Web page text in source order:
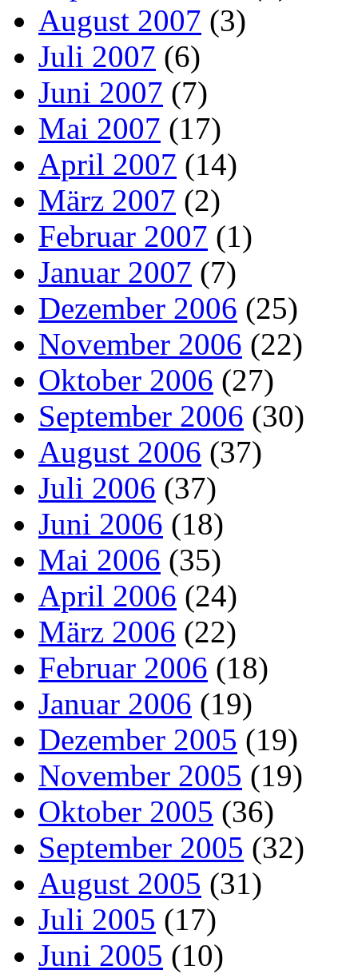
August 2007 (3)
Juli 2007 (6)
Juni 2007 (7)
Mai 2007 (17)
April 2007 (14)
März 2007 (2)
Februar 2007 (1)
Januar 2007 (7)
Dezember 2006 (25)
November 2006 (22)
Oktober 2006 (27)
September 2006 (30)
August 2006 (37)
Juli 2006 (37)
Juni 2006 (18)
Mai 2006 (35)
April 2006 (24)
März 2006 (22)
Februar 2006 (18)
Januar 2006 (19)
Dezember 2005 (19)
November 2005 (19)
Oktober 2005 (36)
September 2005 (32)
August 2005 (31)
Juli 2005 (17)
Juni 2005 (10)